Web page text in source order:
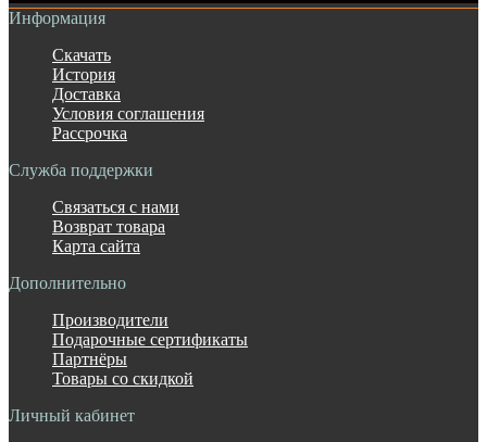
Информация
Скачать
История
Доставка
Условия соглашения
Рассрочка
Служба поддержки
Связаться с нами
Возврат товара
Карта сайта
Дополнительно
Производители
Подарочные сертификаты
Партнёры
Товары со скидкой
Личный кабинет